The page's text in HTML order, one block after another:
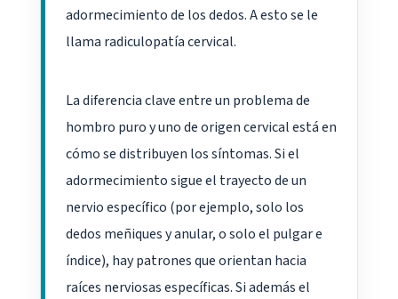
adormecimiento de los dedos. A esto se le
llama radiculopatía cervical.
La diferencia clave entre un problema de
hombro puro y uno de origen cervical está en
cómo se distribuyen los síntomas. Si el
adormecimiento sigue el trayecto de un
nervio específico (por ejemplo, solo los
dedos meñiques y anular, o solo el pulgar e
índice), hay patrones que orientan hacia
raíces nerviosas específicas. Si además el